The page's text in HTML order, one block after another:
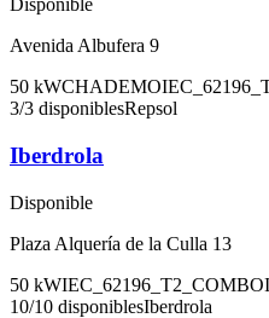
Disponible
Avenida Albufera 9
50 kWCHADEMO
3/3 disponiblesRepsol
Iberdrola
Disponible
Plaza Alquería de la Culla 13
50 kWIEC_62196_T2_COMBO
10/10 disponiblesIberdrola